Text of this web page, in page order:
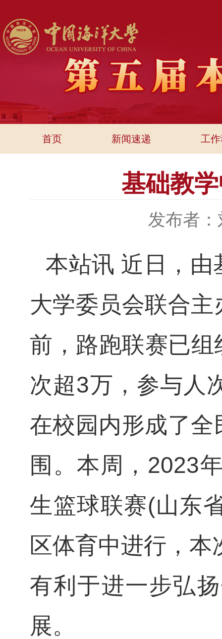
首页 新闻速递 工
基础教
发布者：
本站讯 近日
，
大学委员会联合
前，路跑联赛已
次超3万，参与人
在校园内形成了
围。本周，2023
生篮球联赛(山东
区体育中进行，
有利于进一步弘
展。